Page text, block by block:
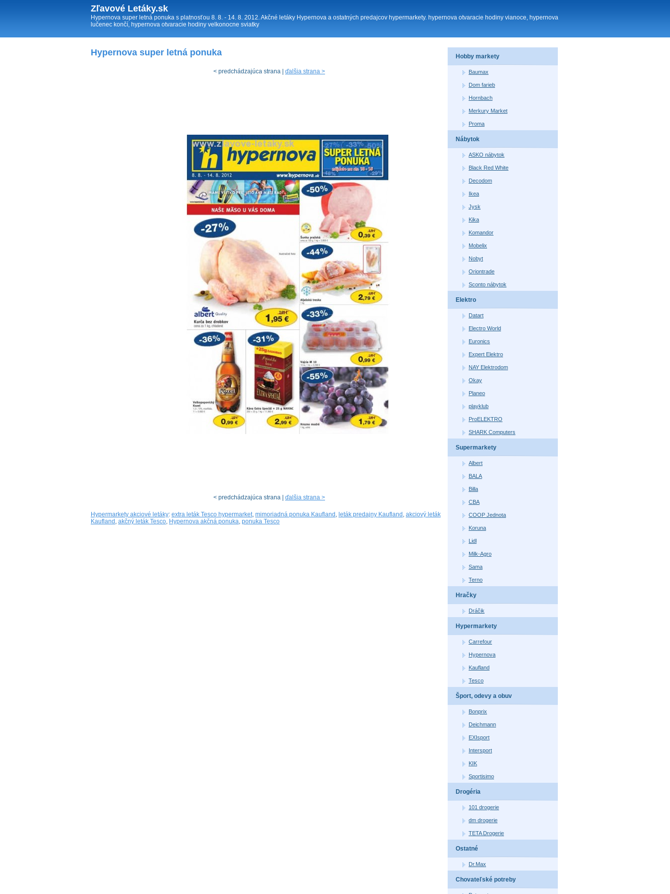
Zľavové Letáky.sk
Hypernova super letná ponuka s platnosťou 8. 8. - 14. 8. 2012. Akčné letáky Hypernova a ostatných predajcov hypermarkety. hypernova otvaracie hodiny vianoce, hypernova
lučenec končí, hypernova otvaracie hodiny velkonocne sviatky
Hypernova super letná ponuka
< predchádzajúca strana | ďalšia strana >
< predchádzajúca strana | ďalšia strana >
Hypermarkety akciové letáky: extra leták Tesco hypermarket, mimoriadná ponuka Kaufland , leták predajny Kaufland , akciový leták
Kaufland , akčný leták Tesco, Hypernova akčná ponuka, ponuka Tesco
Hobby markety
Baumax
Dom farieb
Hornbach
Merkury Market
Proma
Nábytok
ASKO nábytok
Black Red White
Decodom
Ikea
Jysk
Kika
Komandor
Mobelix
Nobyt
Oriontrade
Sconto nábytok
Elektro
Datart
Electro World
Euronics
Expert Elektro
NAY Elektrodom
Okay
Planeo
playklub
ProELEKTRO
SHARK Computers
Supermarkety
Albert
BALA
Billa
CBA
COOP Jednota
Koruna
Lidl
Milk-Agro
Sama
Terno
Hračky
Dráčik
Hypermarkety
Carrefour
Hypernova
Kaufland
Tesco
Šport, odevy a obuv
Bonprix
Deichmann
EXIsport
Intersport
KIK
Sportisimo
Drogéria
101 drogerie
dm drogerie
TETA Drogerie
Ostatné
Dr.Max
Chovateľské potreby